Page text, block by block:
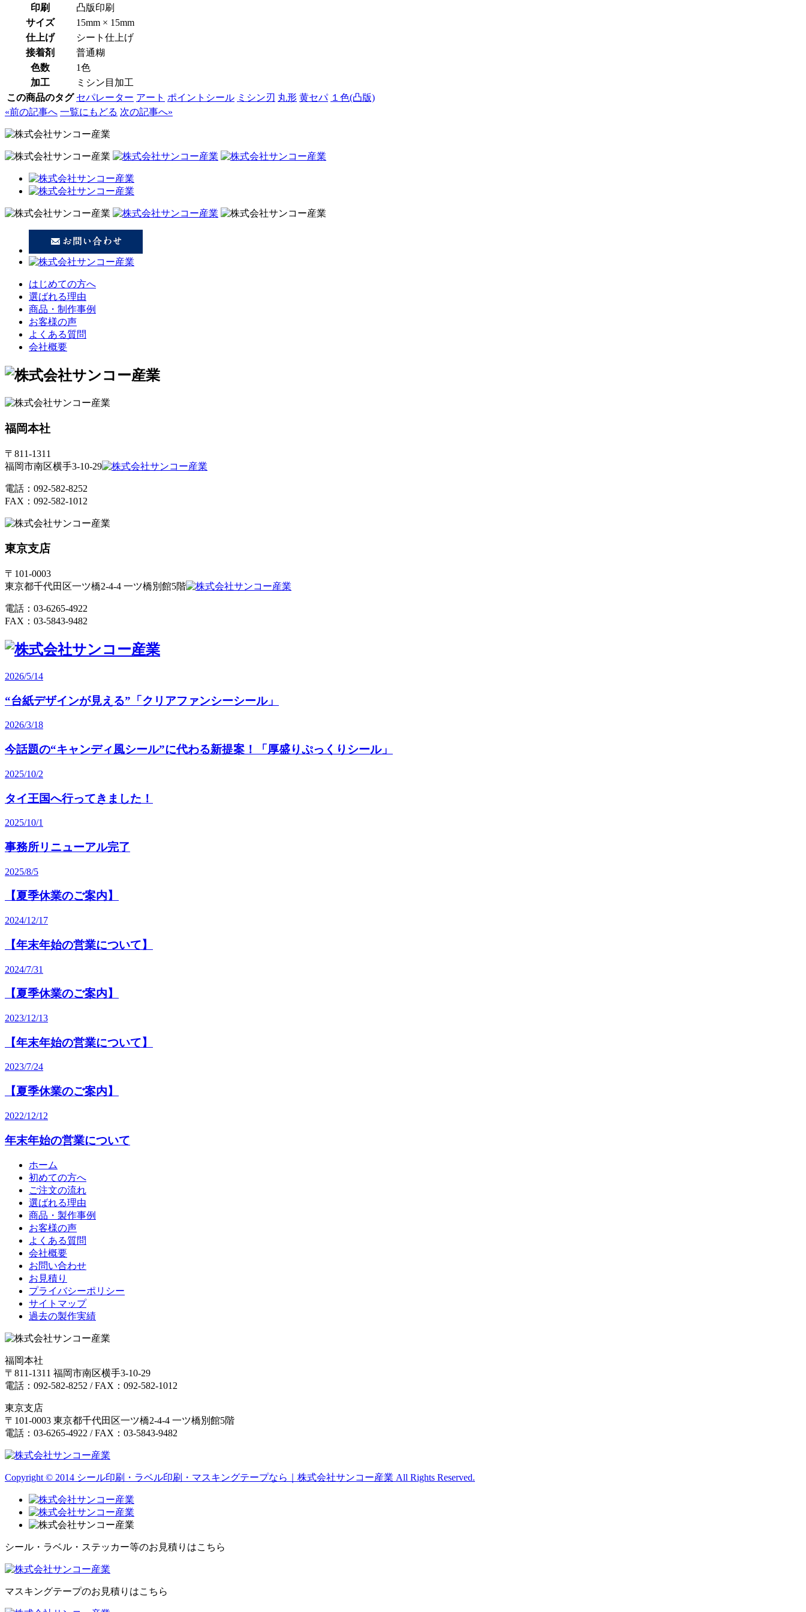
印刷
凸版印刷
サイズ
15mm × 15mm
仕上げ
シート仕上げ
接着剤
普通糊
色数
1色
加工
ミシン目加工
この商品のタグ セパレーター アート ポイントシール ミシン刃 丸形 黄セパ １色(凸版)
«前の記事へ 一覧にもどる 次の記事へ»
はじめての方へ
選ばれる理由
商品・制作事例
お客様の声
よくある質問
会社概要
福岡本社
〒811-1311
福岡市南区横手3-10-29
電話：092-582-8252
FAX：092-582-1012
東京支店
〒101-0003
東京都千代田区一ツ橋2-4-4 一ツ橋別館5階
電話：03-6265-4922
FAX：03-5843-9482
2026/5/14
“台紙デザインが見える”「クリアファンシーシール」
2026/3/18
今話題の“キャンディ風シール”に代わる新提案！「厚盛りぷっくりシール」
2025/10/2
タイ王国へ行ってきました！
2025/10/1
事務所リニューアル完了
2025/8/5
【夏季休業のご案内】
2024/12/17
【年末年始の営業について】
2024/7/31
【夏季休業のご案内】
2023/12/13
【年末年始の営業について】
2023/7/24
【夏季休業のご案内】
2022/12/12
年末年始の営業について
ホーム
初めての方へ
ご注文の流れ
選ばれる理由
商品・製作事例
お客様の声
よくある質問
会社概要
お問い合わせ
お見積り
プライバシーポリシー
サイトマップ
過去の製作実績
福岡本社
〒811-1311 福岡市南区横手3-10-29
電話：092-582-8252 / FAX：092-582-1012
東京支店
〒101-0003 東京都千代田区一ツ橋2-4-4 一ツ橋別館5階
電話：03-6265-4922 / FAX：03-5843-9482
Copyright © 2014 シール印刷・ラベル印刷・マスキングテープなら｜株式会社サンコー産業 All Rights Reserved.
シール・ラベル・ステッカー等のお見積りはこちら
マスキングテープのお見積りはこちら